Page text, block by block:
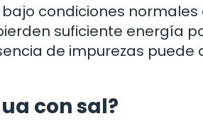
condiciones normales
suficiente energía
de impurezas
con sal?